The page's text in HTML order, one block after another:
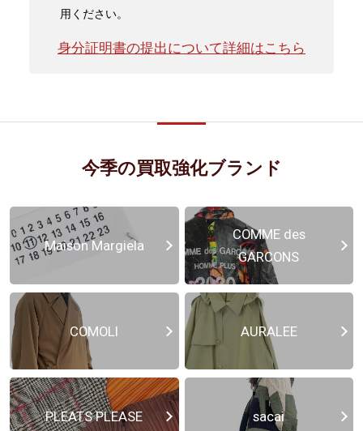
用ください。
身分証明書の提出について詳細はこちら
今季の買取強化ブランド
Maison Margiela
COMME des
GARCONS
COMOLI AURALEE
PLEATS PLEASE sacai